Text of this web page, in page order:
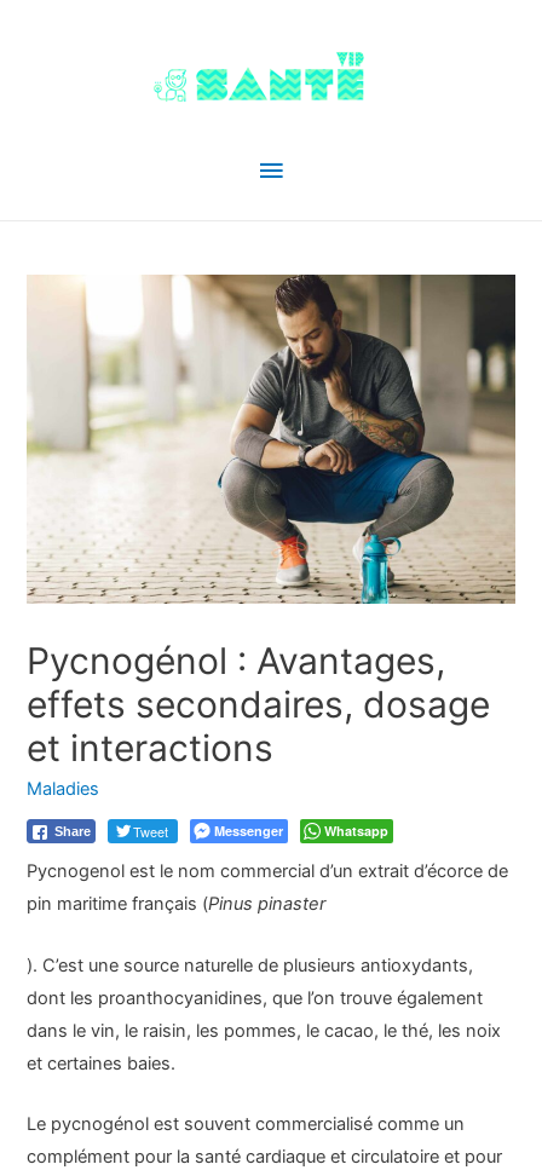
Menu
Pycnogénol : Avantages,
effets secondaires, dosage
et interactions
Maladies
Share Tweet Messenger Whatsapp
Pycnogenol est le nom commercial d’un extrait d’écorce de
pin maritime français (Pinus pinaster
). C’est une source naturelle de plusieurs antioxydants,
dont les proanthocyanidines, que l’on trouve également
dans le vin, le raisin, les pommes, le cacao, le thé, les noix
et certaines baies.
Le pycnogénol est souvent commercialisé comme un
complément pour la santé cardiaque et circulatoire et pour